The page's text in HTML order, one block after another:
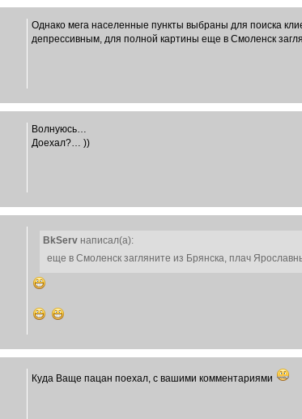
Однако мега населенные пункты выбраны для поиска
депрессивным, для полной картины еще в Смоленск
Волнуюсь…
Доехал?… ))
BkServ написал(а):
еще в Смоленск загляните из Брянска, плач
Куда Ваще пацан поехал, с вашими комментариями